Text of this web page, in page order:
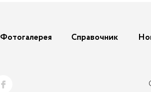
Фотогалерея Справочник